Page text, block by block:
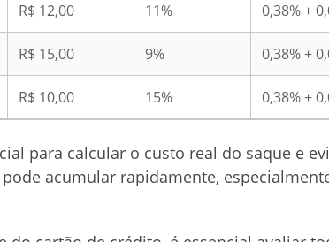
R$ 12,00 11% 0,38% +
R$ 15,00 9% 0,38% +
R$ 10,00 15% 0,38% +
para calcular o custo real do saque e
acumular rapidamente,